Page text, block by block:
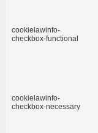
cookielawinfo-
checkbox-functional
cookielawinfo-
checkbox-necessary